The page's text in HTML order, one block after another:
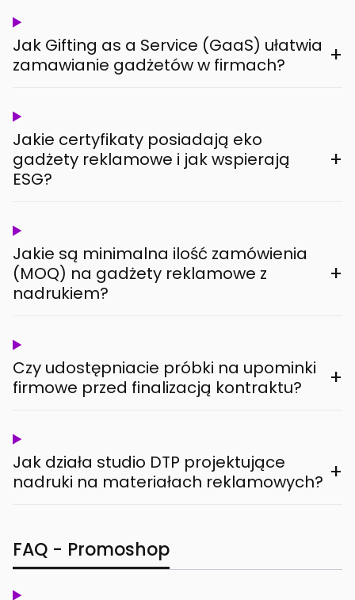
Jak Gifting as a Service (GaaS) ułatwia
zamawianie gadżetów w firmach?
+
Jakie certyfikaty posiadają eko
gadżety reklamowe i jak wspierają
ESG?
+
Jakie są minimalna ilość zamówienia
(MOQ) na gadżety reklamowe z
nadrukiem?
+
Czy udostępniacie próbki na upominki
firmowe przed finalizacją kontraktu?
+
Jak działa studio DTP projektujące
nadruki na materiałach reklamowych? +
FAQ - Promoshop